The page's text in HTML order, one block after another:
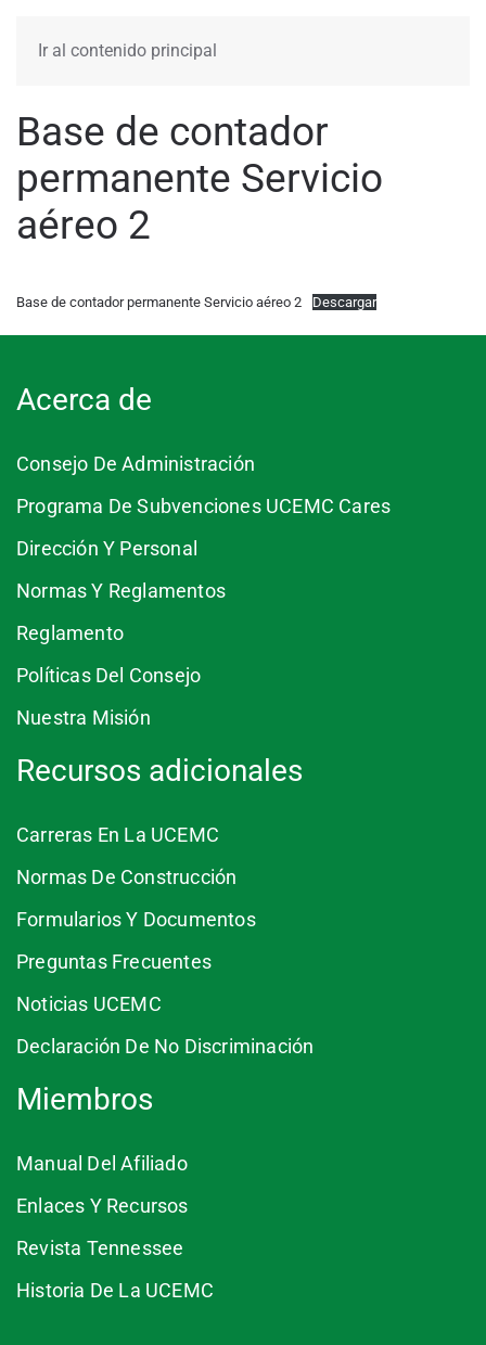
Ir al contenido principal
Base de contador
permanente Servicio
aéreo 2
Base de contador permanente Servicio aéreo 2 Descargar
Acerca de
Consejo De Administración
Programa De Subvenciones UCEMC Cares
Dirección Y Personal
Normas Y Reglamentos
Reglamento
Políticas Del Consejo
Nuestra Misión
Recursos adicionales
Carreras En La UCEMC
Normas De Construcción
Formularios Y Documentos
Preguntas Frecuentes
Noticias UCEMC
Declaración De No Discriminación
Miembros
Manual Del Afiliado
Enlaces Y Recursos
Revista Tennessee
Historia De La UCEMC